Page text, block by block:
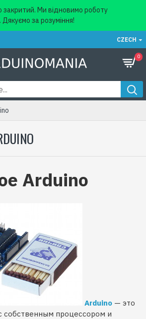
закритий. Ми відновимо роботу
за розуміння!
CZECH
0
Arduino
Arduino — это
собственным процессором и